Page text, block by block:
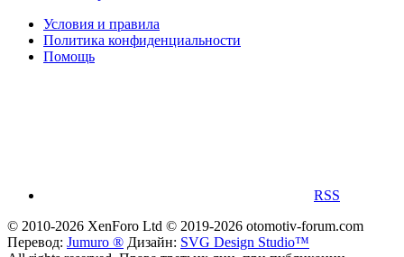
Условия и правила
Политика конфиденциальности
Помощь
RSS
© 2010-2026 XenForo Ltd © 2019-2026 otomotiv-forum.com
Перевод: Jumuro ® Дизайн: SVG Design Studio™